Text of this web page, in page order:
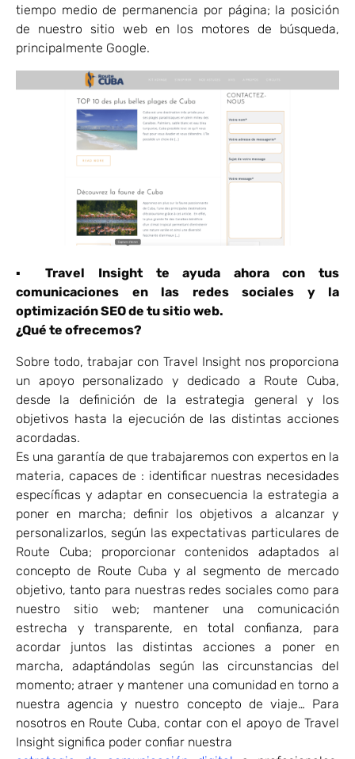
tiempo medio de permanencia por página; la posición
de nuestro sitio web en los motores de búsqueda,
principalmente Google.
▪Travel Insight te ayuda ahora con tus
comunicaciones en las redes sociales y la
optimización SEO de tu sitio web.
¿Qué te ofrecemos?
Sobre todo, trabajar con Travel Insight nos proporciona
un apoyo personalizado y dedicado a Route Cuba,
desde la definición de la estrategia general y los
objetivos hasta la ejecución de las distintas acciones
acordadas.
Es una garantía de que trabajaremos con expertos en la
materia, capaces de : identificar nuestras necesidades
específicas y adaptar en consecuencia la estrategia a
poner en marcha; definir los objetivos a alcanzar y
personalizarlos, según las expectativas particulares de
Route Cuba; proporcionar contenidos adaptados al
concepto de Route Cuba y al segmento de mercado
objetivo, tanto para nuestras redes sociales como para
nuestro sitio web; mantener una comunicación
estrecha y transparente, en total confianza, para
acordar juntos las distintas acciones a poner en
marcha, adaptándolas según las circunstancias del
momento; atraer y mantener una comunidad en torno a
nuestra agencia y nuestro concepto de viaje… Para
nosotros en Route Cuba, contar con el apoyo de Travel
Insight significa poder confiar nuestra